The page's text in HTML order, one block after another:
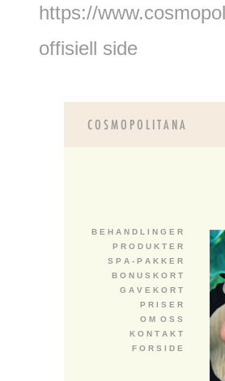
https://
offisiell side
B E H A N D L I N G E R
P R O D U K T E R
S P A - P A K K E R
B O N U S K O R T
G A V E K O R T
P R I S E R
O M O S S
K O N T A K T
F O R S I D E